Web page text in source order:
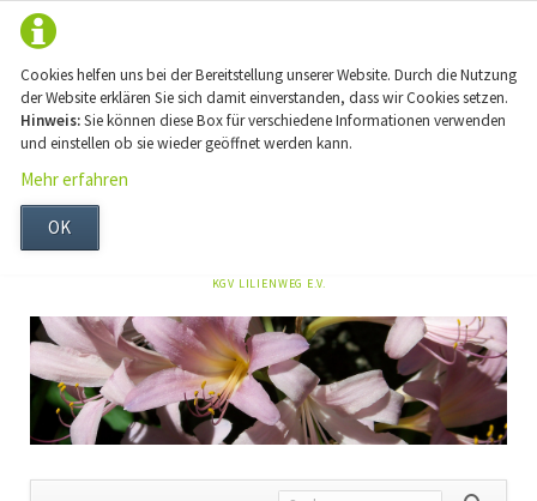
Cookies helfen uns bei der Bereitstellung unserer Website. Durch die Nutzung
der Website erklären Sie sich damit einverstanden, dass wir Cookies setzen.
Hinweis:Sie können diese Box für verschiedene Informationen verwenden
und einstellen ob sie wieder geöffnet werden kann.
Mehr erfahren
OK
NAVIGATION
KGV LILIENWEG E.V.